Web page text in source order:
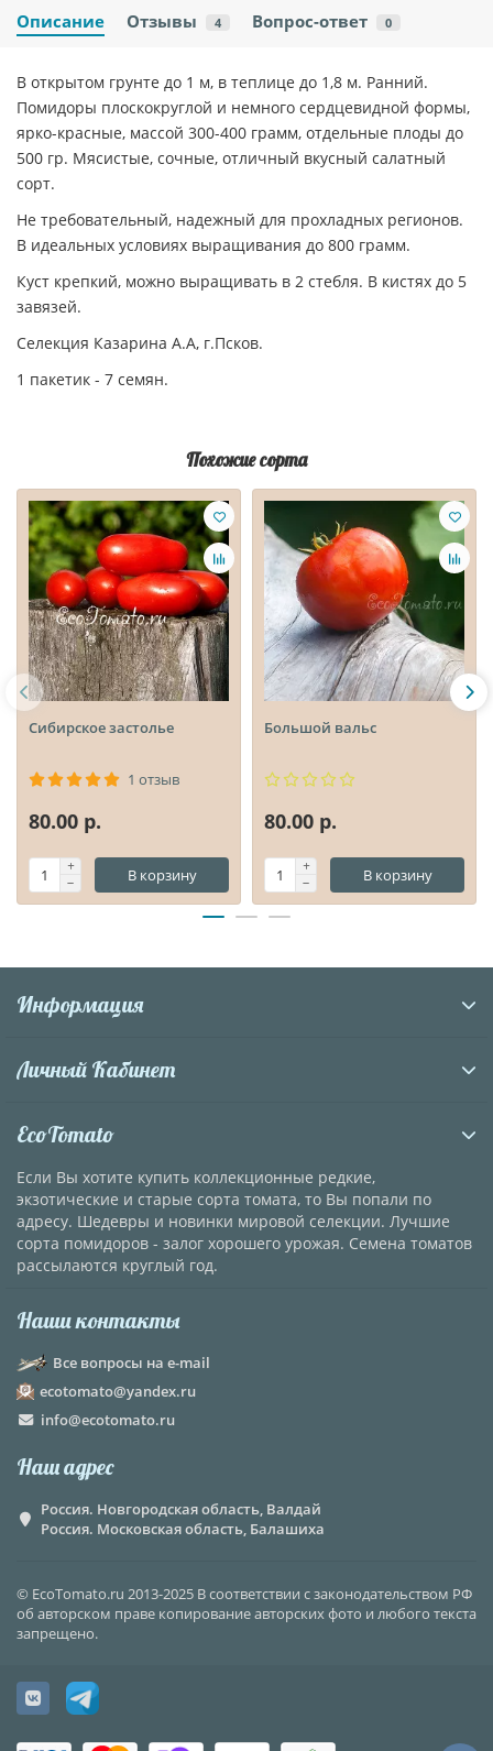
Описание Отзывы 4 Вопрос-ответ 0
В открытом грунте до 1 м, в теплице до 1,8 м. Ранний.
Помидоры плоскокруглой и немного сердцевидной формы,
ярко-красные, массой 300-400 грамм, отдельные плоды до
500 гр. Мясистые, сочные, отличный вкусный салатный
сорт.
Не требовательный, надежный для прохладных регионов.
В идеальных условиях выращивания до 800 грамм.
Куст крепкий, можно выращивать в 2 стебля. В кистях до 5
завязей.
Селекция Казарина А.А, г.Псков.
1 пакетик - 7 семян.
Похожие сорта
Сибирское застолье
1 отзыв
80.00 р.
В корзину
Большой вальс
80.00 р.
В корзину
Информация
Личный Кабинет
EcoTomato
Если Вы хотите купить коллекционные редкие,
экзотические и старые сорта томата, то Вы попали по
адресу. Шедевры и новинки мировой селекции. Лучшие
сорта помидоров - залог хорошего урожая. Семена томатов
рассылаются круглый год.
Наши контакты
Все вопросы на e-mail
ecotomato@yandex.ru
info@ecotomato.ru
Наш адрес
Россия. Новгородская область, Валдай
Россия. Московская область, Балашиха
© EcoTomato.ru 2013-2025 В соответствии с законодательством РФ
об авторском праве копирование авторских фото и любого текста
запрещено.